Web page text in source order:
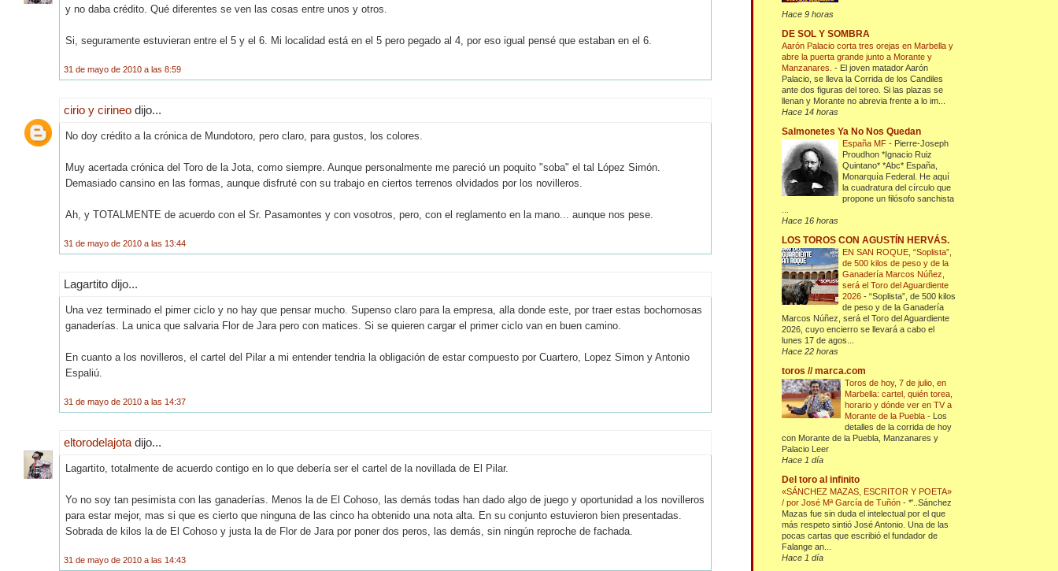
y no daba crédito. Qué diferentes se ven las cosas entre unos y otros.
Si, seguramente estuvieran entre el 5 y el 6. Mi localidad está en el 5 pero pegado al 4, por eso igual pensé que estaban en el 6.
31 de mayo de 2010 a las 8:59
cirio y cirineo dijo...
No doy crédito a la crónica de Mundotoro, pero claro, para gustos, los colores.
Muy acertada crónica del Toro de la Jota, como siempre. Aunque personalmente me pareció un poquito "soba" el tal López Simón.
Demasiado cansino en las formas, aunque disfruté con su trabajo en ciertos terrenos olvidados por los novilleros.
Ah, y TOTALMENTE de acuerdo con el Sr. Pasamontes y con vosotros, pero, con el reglamento en la mano... aunque nos pese.
31 de mayo de 2010 a las 13:44
Lagartito dijo...
Una vez terminado el pimer ciclo y no hay que pensar mucho. Supenso claro para la empresa, alla donde este, por traer estas bochornosas
ganaderías. La unica que salvaria Flor de Jara pero con matices. Si se quieren cargar el primer ciclo van en buen camino.
En cuanto a los novilleros, el cartel del Pilar a mi entender tendria la obligación de estar compuesto por Cuartero, Lopez Simon y Antonio
Espaliú.
31 de mayo de 2010 a las 14:37
eltorodelajota dijo...
Lagartito, totalmente de acuerdo contigo en lo que debería ser el cartel de la novillada de El Pilar.
Yo no soy tan pesimista con las ganaderías. Menos la de El Cohoso, las demás todas han dado algo de juego y oportunidad a los novilleros
para estar mejor, mas si que es cierto que ninguna de las cinco ha obtenido una nota alta. En su conjunto estuvieron bien presentadas.
Sobrada de kilos la de El Cohoso y justa la de Flor de Jara por poner dos peros, las demás, sin ningún reproche de fachada.
31 de mayo de 2010 a las 14:43
Hace 9 horas
DE SOL Y SOMBRA
Aarón Palacio corta tres orejas en Marbella y
abre la puerta grande junto a Morante y
Manzanares.- El joven matador Aarón
Palacio, se lleva la Corrida de los Candiles
ante dos figuras del toreo. Si las plazas se
llenan y Morante no abrevia frente a lo im...
Hace 14 horas
Salmonetes Ya No Nos Quedan
España MF- Pierre-Joseph
Proudhon *Ignacio Ruiz
Quintano* *Abc* España,
Monarquía Federal. He aquí
la cuadratura del círculo que
propone un filósofo sanchista
Hace 16 horas
LOS TOROS CON AGUSTÍN HERVÁS.
EN SAN ROQUE, “Soplista”,
de 500 kilos de peso y de la
Ganadería Marcos Núñez,
será el Toro del Aguardiente
2026-“Soplista”, de 500 kilos
de peso y de la Ganadería
Marcos Núñez, será el Toro del Aguardiente
2026, cuyo encierro se llevará a cabo el
lunes 17 de agos...
Hace 22 horas
toros // marca.com
Toros de hoy, 7 de julio, en
Marbella: cartel, quién torea,
horario y dónde ver en TV a
Morante de la Puebla- Los
detalles de la corrida de hoy
con Morante de la Puebla, Manzanares y
Palacio Leer
Hace 1 día
Del toro al infinito
«SÁNCHEZ MAZAS, ESCRITOR Y POETA»
/ por José Mª García de Tuñón-*'..Sánchez
Mazas fue sin duda el intelectual por el que
más respeto sintió José Antonio. Una de las
pocas cartas que escribió el fundador de
Falange an...
Hace 1 día